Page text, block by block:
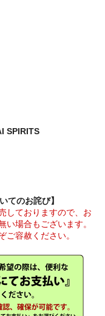
SPIRITS
てのお詫び】
しておりますので、お
い場合もございます。
容赦ください。